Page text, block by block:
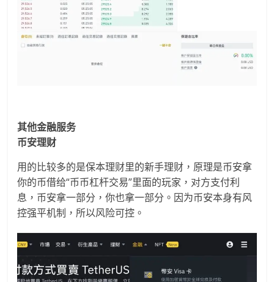
其他金融服务
币安理财
用的比较多的是保本理财里的新手理财，原理是币安拿
你的币借给“币币杠杆交易”里面的玩家，对方支付利
息，币安拿一部分，你也拿一部分。因为币安本身有风
控强平机制，所以风险可控。